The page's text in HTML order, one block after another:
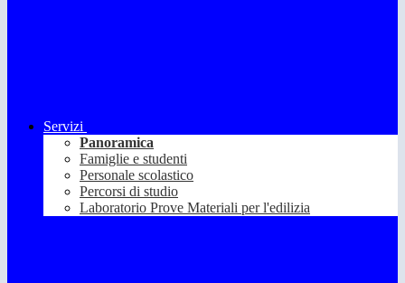
Servizi
Panoramica
Famiglie e studenti
Personale scolastico
Percorsi di studio
Laboratorio Prove Materiali per l'edilizia